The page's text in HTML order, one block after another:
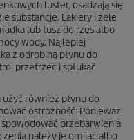
luster, osadzają się
substancje. Lakiery i żele
lub tusz do rzęs albo
wody. Najlepiej
z odrobiną płynu do
przetrzeć i spłukać
również płynu do
ostrożność: Ponieważ
przebarwienia
należy je omijać albo